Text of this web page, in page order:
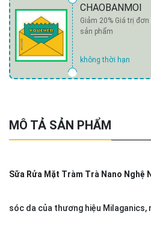
CHAOBANMOI
Giảm 20% Giá trị
sản phẩm
không thời hạn
MÔ TẢ SẢN PHẨM
Sữa Rửa Mặt Tràm Trà Nano Nghệ
sóc da của thương hiệu Milaganics,